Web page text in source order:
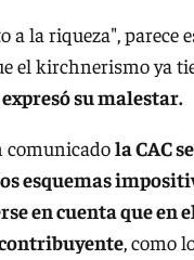
a la riqueza", parece
el kirchnerismo ya
expresó su malestar.
comunicadola CAC
esquemas
en cuenta que en
, como